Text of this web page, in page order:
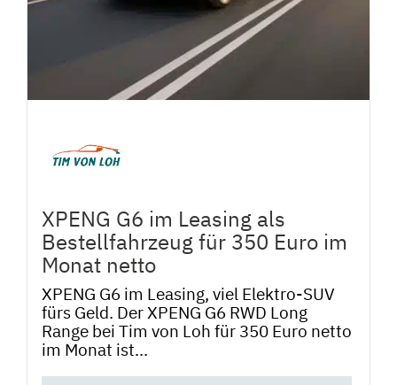
XPENG G6 im Leasing als
Bestellfahrzeug für 350 Euro im
Monat netto
XPENG G6 im Leasing, viel Elektro-SUV
fürs Geld. Der XPENG G6 RWD Long
Range bei Tim von Loh für 350 Euro netto
im Monat ist...